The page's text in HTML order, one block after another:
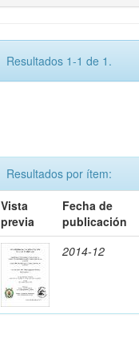
Resultados 1-1 de 1.
Resultados por ítem:
Vista
previa
Fecha de
publicación
2014-12